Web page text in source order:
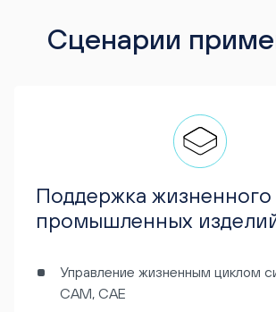
Сценарии
Поддержка жизненного
промышленных
Управление жизненным циклом
CAM, CAE